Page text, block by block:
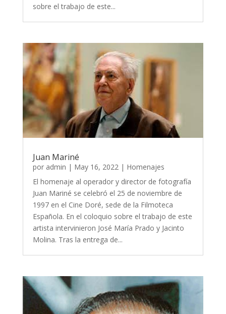
sobre el trabajo de este...
Juan Mariné
por admin | May 16, 2022| Homenajes
El homenaje al operador y director de fotografía
Juan Mariné se celebró el 25 de noviembre de
1997 en el Cine Doré, sede de la Filmoteca
Española. En el coloquio sobre el trabajo de este
artista intervinieron José María Prado y Jacinto
Molina. Tras la entrega de...